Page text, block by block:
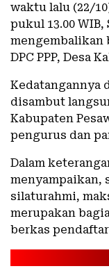
waktu lalu (22/
pukul 13.00
mengembalikan
DPC PPP, Desa
Kedatangannya
disambut
Kabupaten
pengurus dan
Dalam
menyampaikan,
silaturahmi,
merupakan
berkas